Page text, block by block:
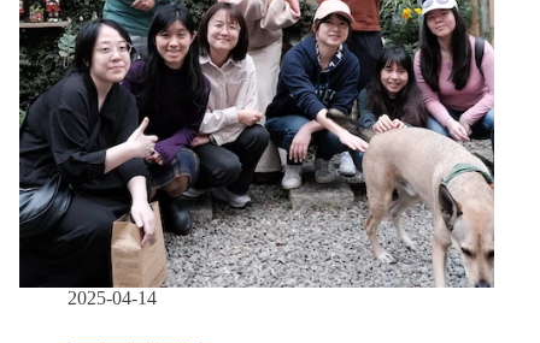
裕
隆
與
NGO
的
永
續
解
方，
的
2025-04-14